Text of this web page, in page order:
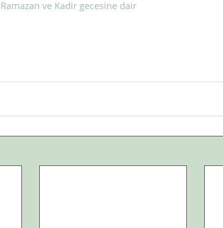
ve Kadir gecesine dair